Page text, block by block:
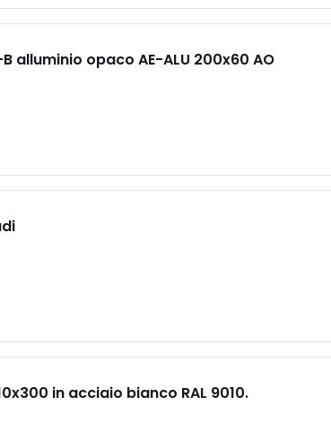
alluminio opaco AE-ALU 200x60 AO
in acciaio bianco RAL 9010.